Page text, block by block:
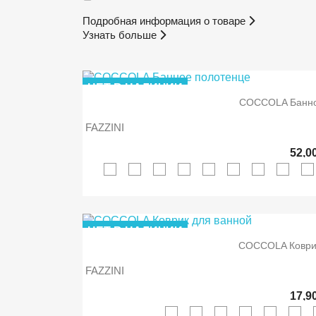
Подробная информация о товаре
Узнать больше
НЕТ В НАЛИЧИИ
COCCOLA
FAZZINI
НЕТ В НАЛИЧИИ
COCCOLA
FAZZINI